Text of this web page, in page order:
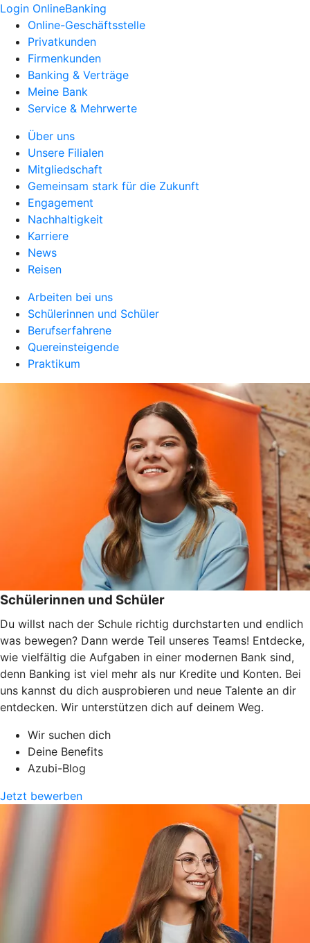
Login OnlineBanking
Online-Geschäftsstelle
Privatkunden
Firmenkunden
Banking & Verträge
Meine Bank
Service & Mehrwerte
Über uns
Unsere Filialen
Mitgliedschaft
Gemeinsam stark für die Zukunft
Engagement
Nachhaltigkeit
Karriere
News
Reisen
Arbeiten bei uns
Schülerinnen und Schüler
Berufserfahrene
Quereinsteigende
Praktikum
Schülerinnen und Schüler
Du willst nach der Schule richtig durchstarten und endlich
was bewegen? Dann werde Teil unseres Teams! Entdecke,
wie vielfältig die Aufgaben in einer modernen Bank sind,
denn Banking ist viel mehr als nur Kredite und Konten. Bei
uns kannst du dich ausprobieren und neue Talente an dir
entdecken. Wir unterstützen dich auf deinem Weg.
Wir suchen dich
Deine Benefits
Azubi-Blog
Jetzt bewerben